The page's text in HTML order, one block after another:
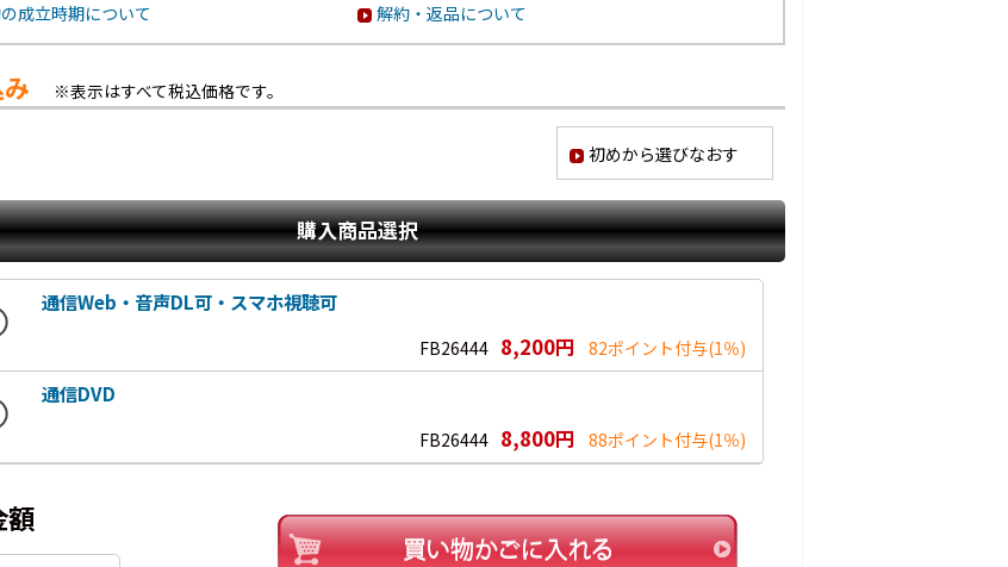
成立時期について
解約・返品について
※表示はすべて税込価格です。
初めから選びなおす
購入商品選択
通信Web・音声DL可・スマホ視聴可
FB26444 8,200円 82ポイント付与(1％)
通信DVD
FB26444 8,800円 88ポイント付与(1％)
額